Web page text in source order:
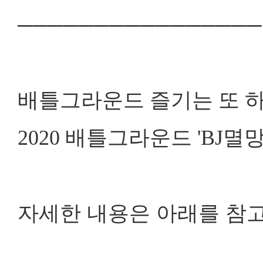
────────────────
배틀그라운드 즐기는 또
2020 배틀그라운드 'BJ멸
자세한 내용은 아래를 참